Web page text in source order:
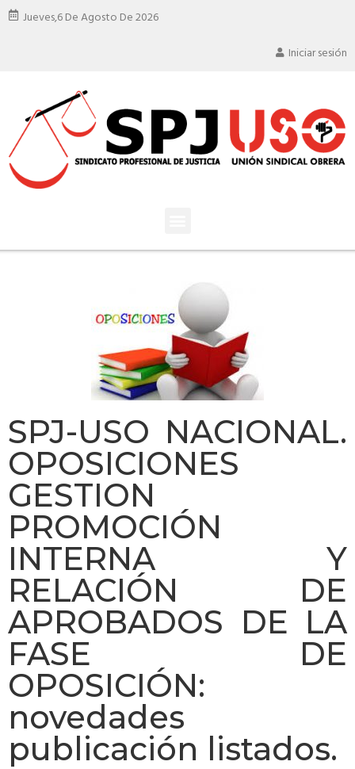
Jueves,6 De Agosto De 2026
Iniciar sesión
SPJ-USO NACIONAL.
OPOSICIONES
GESTION
PROMOCIÓN
INTERNA Y
RELACIÓN DE
APROBADOS DE LA
FASE DE
OPOSICIÓN:
novedades
publicación listados.